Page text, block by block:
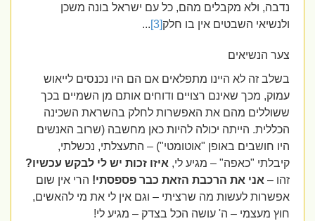
נדבה, ולא מקבלים מהם, כל עם ישראל בונה משכן
ולנשיאי השבטים אין בו חלק[3]
...
צער הנשיאים
בשלב זה לא היינו מתפלאים אם הם היו נכנסים לייאוש
עמוק, מכך שאינם רצויים ודוחים אותם מן השמיים בכך
ששוללים מהם את האפשרות לחלק בהשראת השכינה
הכללית. הייתה יכולה להיות כאן מחשבה (שרוב האנשים
היו חושבים באופן "אוטומטי") – התעצלתי, נכשלתי,
קיבלתי "כאפה" – מגיע לי,איזו זכות יש לי לבקש עכשיו?
זהו – אני את הרכבת הזאת כבר פספסתי!הרי אין שום
אפשרות לעשות מה שרציתי – וגם אין לי את מי להאשים,
חוץ מעצמי – ה' עושה הכל בצדק – מגיע לי!